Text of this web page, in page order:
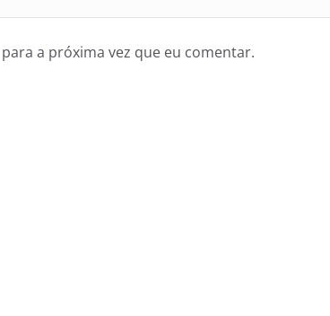
a próxima vez que eu comentar.